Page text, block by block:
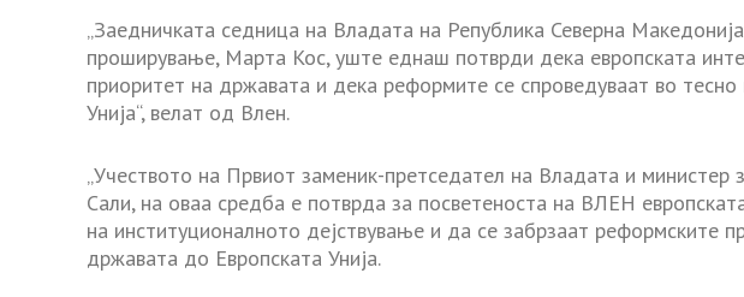
„Заедничката седница на Владата на Република Северна
проширување, Марта Кос, уште еднаш потврди дека европската
приоритет на државата и дека реформите се спроведуваат во тесно
Унија“, велат од Влен.
„Учеството на Првиот заменик-претседател на Владата и министер
Сали, на оваа средба е потврда за посветеноста на ВЛЕН
на институционалното дејствување и да се забрзаат реформските
државата до Европската Унија.